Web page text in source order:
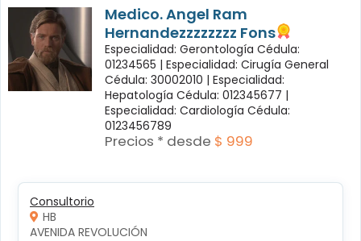
Medico. Angel Ram
Hernandezzzzzzzz Fons
Especialidad: Gerontología Cédula:
01234565 | Especialidad: Cirugía General
Cédula: 30002010 | Especialidad:
Hepatología Cédula: 012345677 |
Especialidad: Cardiología Cédula:
0123456789
Precios * desde $ 999
Consultorio
HB
AVENIDA REVOLUCIÓN